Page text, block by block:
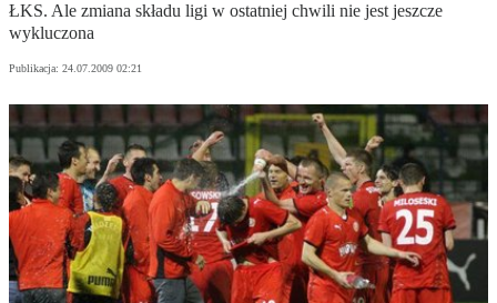
ŁKS. Ale zmiana składu ligi w ostatniej chwili nie jest jeszcze
wykluczona
Publikacja: 24.07.2009 02:21